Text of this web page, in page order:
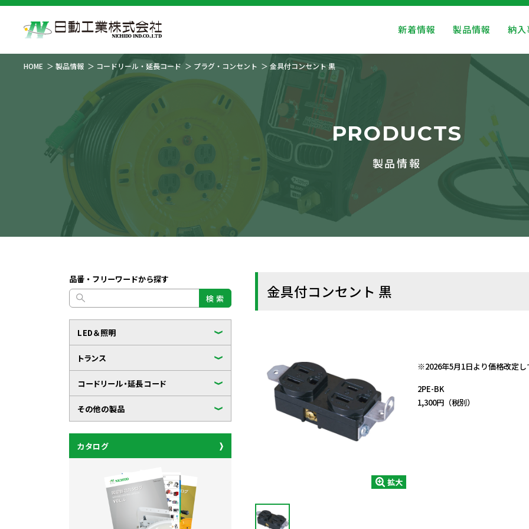
新着情報 製品情報 納入
HOME 製品情報 コードリール・延長コード プラグ・コンセント 金具付コンセント 黒
PRODUCTS
製品情報
品番・フリーワードから探す
検 索
LED＆照明
トランス
コードリール・延長コード
その他の製品
カタログ
金具付コンセント 黒
拡大
※2026年5月1日より価格改定し
2PE-BK
1,300円（税別）